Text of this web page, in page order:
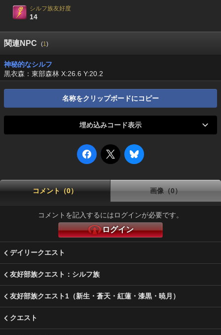
シルフ族友好度
14
関連NPC (1)
神秘的なシルフ
黒衣森：東部森林 X:26.6 Y:20.2
名称をクリップボードにコピー
埋め込みコード表示
コメント（0） 画像（0）
コメントを記入するにはログインが必要です。
ログイン
デイリークエスト
友好部族クエスト：シルフ族
友好部族クエスト1（新生・蒼天・紅蓮・漆黒・暁月）
クエスト